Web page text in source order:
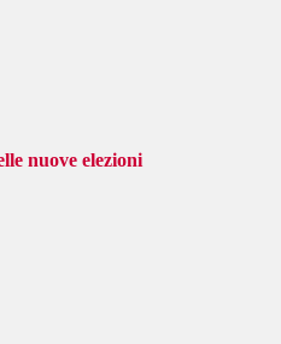
nuove elezioni